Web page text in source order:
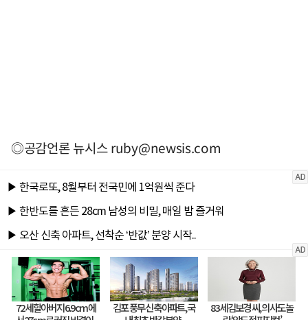
◎공감언론 뉴시스ruby@newsis.com